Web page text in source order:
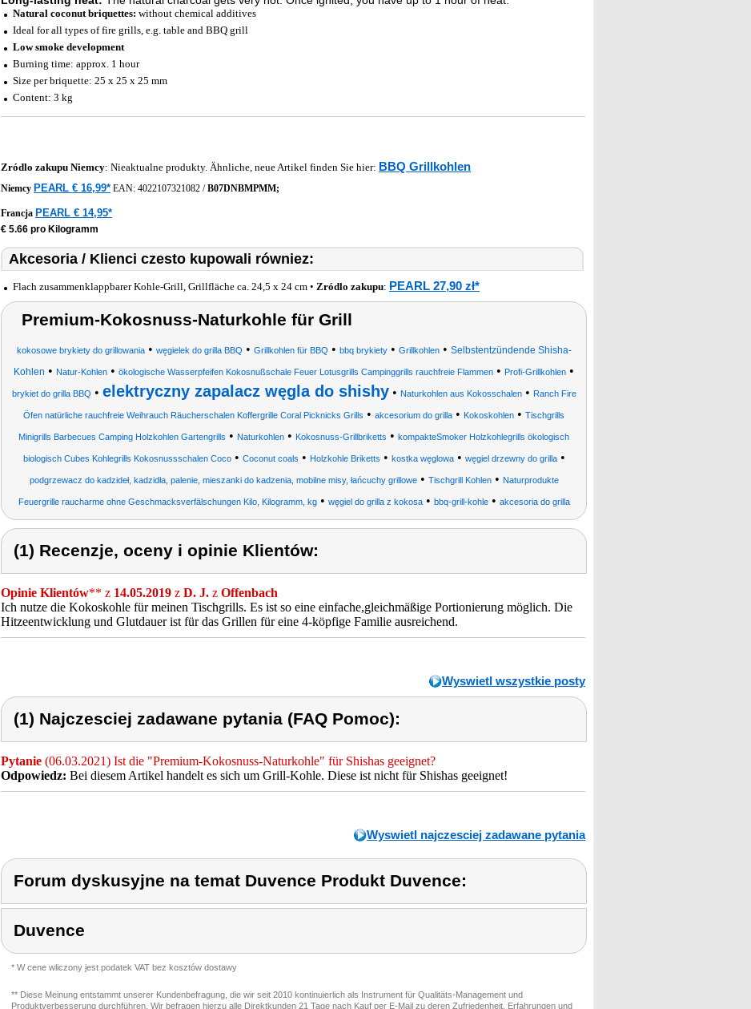
Natural coconut briquettes: without chemical additives
Ideal for all types of fire grills, e.g. table and BBQ grill
Low smoke development
Burning time: approx. 1 hour
Size per briquette: 25 x 25 x 25 mm
Content: 3 kg
Zródlo zakupu Niemcy: Nieaktualne produkty. Ähnliche, neue Artikel finden Sie hier: BBQ Grillkohlen
Niemcy PEARL € 16,99* EAN: 4022107321082 /B07DNBMPMM;
Francja PEARL € 14,95*
€ 5.66 pro Kilogramm
Akcesoria / Klienci czesto kupowali równiez:
Flach zusammenklappbarer Kohle-Grill, Grillfläche ca. 24,5 x 24 cm • Zródlo zakupu: PEARL 27,90 zł*
Premium-Kokosnuss-Naturkohle für Grill
kokosowe brykiety do grillowania• węgielek do grilla BBQ • Grillkohlen für BBQ • bbq brykiety• Grillkohlen• Selbstentzündende Shisha-
Kohlen • Natur-Kohlen • ökologische Wasserpfeifen Kokosnußschale Feuer Lotusgrills Campinggrills rauchfreie Flammen • Profi-Grillkohlen •
brykiet do grilla BBQ • elektryczny zapalacz węgla do shishy• Naturkohlen aus Kokosschalen• Ranch Fire
Öfen natürliche rauchfreie Weihrauch Räucherschalen Koffergrille Coral Picknicks Grills • akcesorium do grilla • Kokoskohlen • Tischgrills
Minigrills Barbecues Camping Holzkohlen Gartengrills • Naturkohlen • Kokosnuss-Grillbriketts • kompakteSmoker Holzkohlegrills ökologisch
biologisch Cubes Kohlegrills Kokosnussschalen Coco• Coconut coals • Holzkohle Briketts • kostka węglowa• węgiel drzewny do grilla•
podgrzewacz do kadzideł, kadzidła, palenie, mieszanki do kadzenia, mobilne misy, łańcuchy grillowe• Tischgrill Kohlen• Naturprodukte
Feuergrille raucharme ohne Geschmacksverfälschungen Kilo, Kilogramm, kg• węgiel do grilla z kokosa• bbq-grill-kohle• akcesoria do grilla
(1) Recenzje, oceny i opinie Klientów:
Opinie Klientów** z 14.05.2019 z D. J. z Offenbach
Ich nutze die Kokoskohle für meinen Tischgrills. Es ist so eine einfache,gleichmäßige Portionierung möglich. Die
Hitzeentwicklung und Glutdauer ist für das Grillen für eine 4-köpfige Familie ausreichend.
Wyswietl wszystkie posty
(1) Najczesciej zadawane pytania (FAQ Pomoc):
Pytanie (06.03.2021) Ist die "Premium-Kokosnuss-Naturkohle" für Shishas geeignet?
Odpowiedz: Bei diesem Artikel handelt es sich um Grill-Kohle. Diese ist nicht für Shishas geeignet!
Wyswietl najczesciej zadawane pytania
Forum dyskusyjne na temat Duvence Produkt Duvence:
Duvence
* W cene wliczony jest podatek VAT bez kosztów dostawy
** Diese Meinung entstammt unserer Kundenbefragung, die wir seit 2010 kontinuierlich als Instrument für Qualitäts-Management und
Produktverbesserung durchführen. Wir befragen hierzu alle Direktkunden 21 Tage nach Kauf per E-Mail zu deren Zufriedenheit, Erfahrungen und